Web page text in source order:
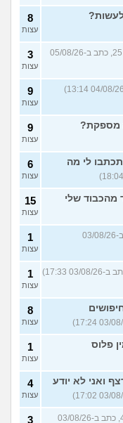
5
עצות
8
עצות
(אנונימי, בן 25, כתב ב-05/08/26
3
עצות
9
עצות
מספקת? 9
עצות
לי מה
6
עצות
מהכבוד שלי 15
עצות
(קולית, בת 20, כתבה ב-03/08/26
1
עצות
1
עצות
8
עצות
פלוס 1
עצות
ואני לא יודע
4
עצות
(דן, בן 42, כתב ב-03/08/26
3